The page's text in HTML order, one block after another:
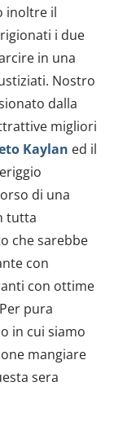
inoltre il
i due
in una
Nostro
dalla
migliori
Kaylan ed il
di una
tutta
che sarebbe
con
con ottime
pura
in cui siamo
mangiare
sera